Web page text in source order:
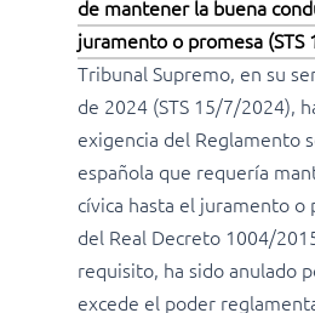
de mantener la buena
juramento o promesa
Tribunal Supremo, en su
de 2024 (STS 15/7/2024),
exigencia del Reglamento
española que requería
cívica hasta el juramento o
del Real Decreto 1004/
requisito, ha sido anulado
excede el poder